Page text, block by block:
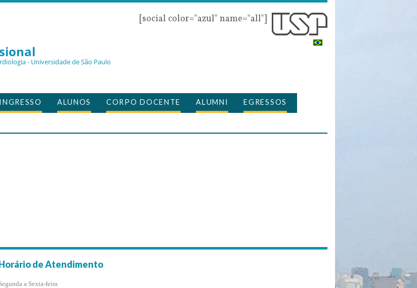
[social color="azul" name="all"]
- Universidade de São Paulo
INGRESSO ALUNOS CORPO DOCENTE ALUMNI EGRESSOS
de Atendimento
a Sexta-feira